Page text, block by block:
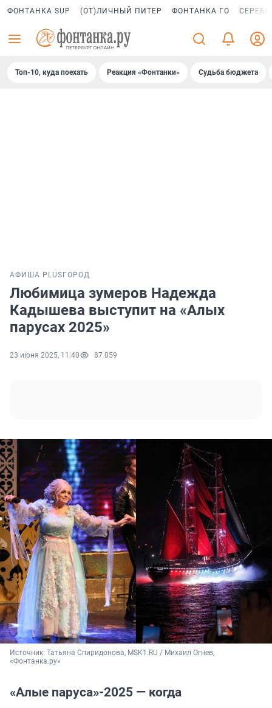
ФОНТАНКА SUP (ОТ)ЛИЧНЫЙ ПИТЕР ФОНТАНКА ГО
Топ-10, куда поехать Реакция «Фонтанки» Судьба бюджета
АФИША PLUS ГОРОД
Любимица зумеров Надежда
Кадышева выступит на «Алых
парусах 2025»
23 июня 2025, 11:40 87 059
Источник: Татьяна Спиридонова, MSK1.RU / Михаил Огнев,
«Фонтанка.ру»
«Алые паруса»-2025 — когда